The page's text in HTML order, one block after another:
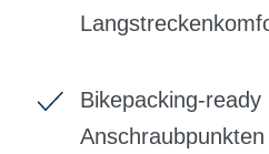
Bikepacking-
Anschraubpunkten